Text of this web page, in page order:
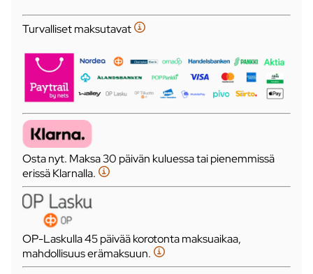
Turvalliset maksutavat
Osta nyt. Maksa 30 päivän kuluessa tai pienemmissä
erissä Klarnalla.
OP-Laskulla 45 päivää korotonta maksuaikaa,
mahdollisuus erämaksuun.